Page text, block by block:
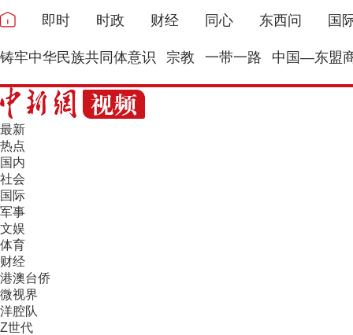
即时 时政 财经 同心 东西问 国
铸牢中华民族共同体意识 宗教 一带一路 中国—东盟
最新
热点
国内
社会
国际
军事
文娱
体育
财经
港澳台侨
微视界
洋腔队
Z世代